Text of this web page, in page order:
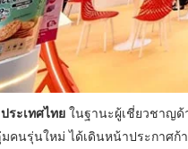
ระเทศไทย ในฐานะผู้เชี่ยวชาญ
คนรุ่นใหม่ ได้เดินหน้าประกาศก้